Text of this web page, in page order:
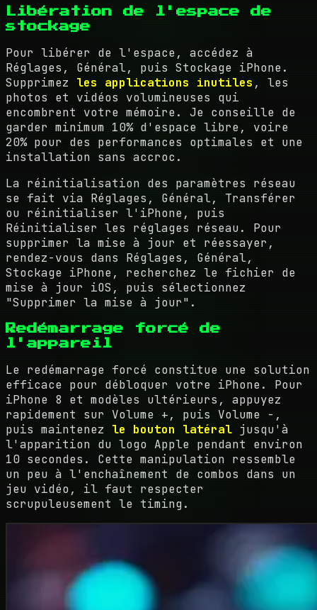
Libération de l'espace de
stockage
Pour libérer de l'espace, accédez à
Réglages, Général, puis Stockage iPhone.
Supprimez les applications inutiles , les
photos et vidéos volumineuses qui
encombrent votre mémoire. Je conseille de
garder minimum 10% d'espace libre, voire
20% pour des performances optimales et une
installation sans accroc.
La réinitialisation des paramètres réseau
se fait via Réglages, Général, Transférer
ou réinitialiser l'iPhone, puis
Réinitialiser les réglages réseau. Pour
supprimer la mise à jour et réessayer,
rendez-vous dans Réglages, Général,
Stockage iPhone, recherchez le fichier de
mise à jour iOS, puis sélectionnez
"Supprimer la mise à jour".
Redémarrage forcé de
l'appareil
Le redémarrage forcé constitue une solution
efficace pour débloquer votre iPhone. Pour
iPhone 8 et modèles ultérieurs, appuyez
rapidement sur Volume +, puis Volume -,
puis maintenez le bouton latéral jusqu'à
l'apparition du logo Apple pendant environ
10 secondes. Cette manipulation ressemble
un peu à l'enchaînement de combos dans un
jeu vidéo, il faut respecter
scrupuleusement le timing.